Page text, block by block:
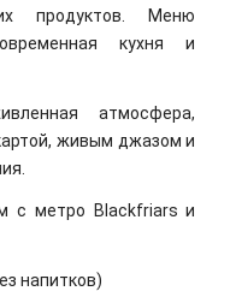
продуктов. Меню
кухня и
атмосфера,
живым джазом и
с метро Blackfriars и
напитков)